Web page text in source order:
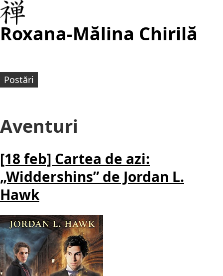
Roxana-Mălina Chirilă
Postări
Aventuri
[18 feb] Cartea de azi:
„Widdershins” de Jordan L.
Hawk